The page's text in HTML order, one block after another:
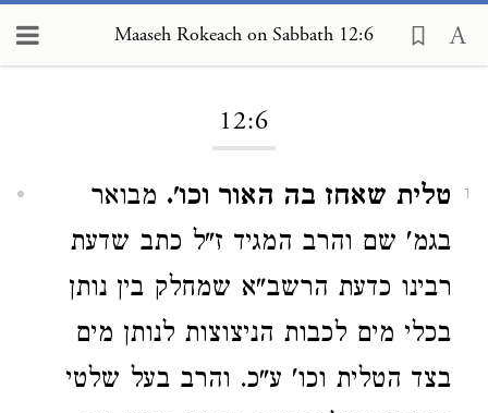
Maaseh Rokeach on Sabbath 12:6
12:6
1 טלית שאחז בה האור וכו'. מבואר
בגמ' שם והרב המגיד ז"ל כתב שדעת
רבינו כדעת הרשב"א שמחלק בין נותן
בכלי מים לכבות הניצוצות לנותן מים
בצד הטלית וכו' ע"כ. והרב בעל שלטי